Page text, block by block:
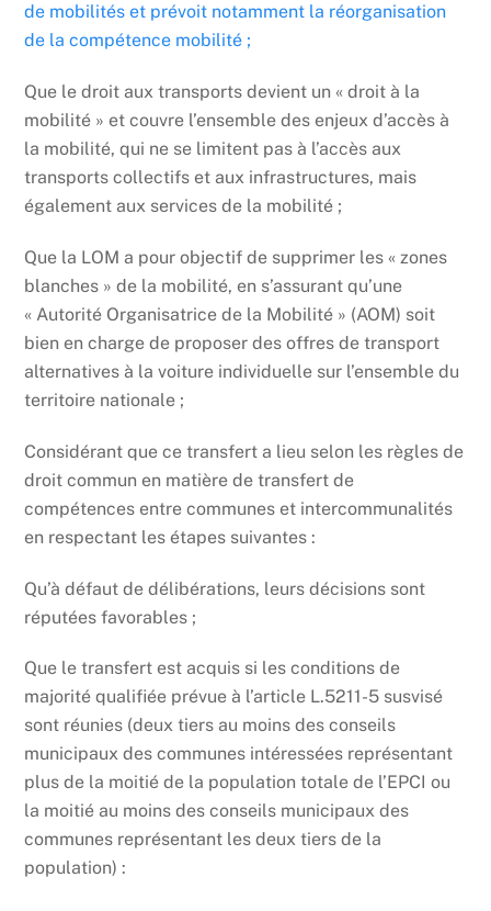
de mobilités et prévoit notamment la réorganisation
de la compétence mobilité ;
Que le droit aux transports devient un « droit à la
mobilité » et couvre l’ensemble des enjeux d’accès à
la mobilité, qui ne se limitent pas à l’accès aux
transports collectifs et aux infrastructures, mais
également aux services de la mobilité ;
Que la LOM a pour objectif de supprimer les « zones
blanches » de la mobilité, en s’assurant qu’une
« Autorité Organisatrice de la Mobilité » (AOM) soit
bien en charge de proposer des offres de transport
alternatives à la voiture individuelle sur l’ensemble du
territoire nationale ;
Considérant que ce transfert a lieu selon les règles de
droit commun en matière de transfert de
compétences entre communes et intercommunalités
en respectant les étapes suivantes :
Qu’à défaut de délibérations, leurs décisions sont
réputées favorables ;
Que le transfert est acquis si les conditions de
majorité qualifiée prévue à l’article L.5211-5 susvisé
sont réunies (deux tiers au moins des conseils
municipaux des communes intéressées représentant
plus de la moitié de la population totale de l’EPCI ou
la moitié au moins des conseils municipaux des
communes représentant les deux tiers de la
population) :